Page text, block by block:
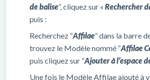
de balise”, cliquez sur « Rechercher
puis :
Recherchez “Affilae” dans la barre
trouvez le Modèle nommé “Affilae
puis cliquez sur “Ajouter à l’espace
Une fois le Modèle Affilae ajouté à